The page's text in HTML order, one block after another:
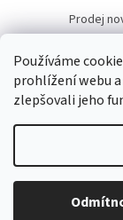
Používáme
prohlížení webu
zlepšovali jeho
Prodej
Copyright 2026